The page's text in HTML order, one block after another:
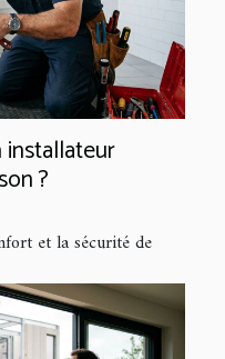
?
et la sécurité de